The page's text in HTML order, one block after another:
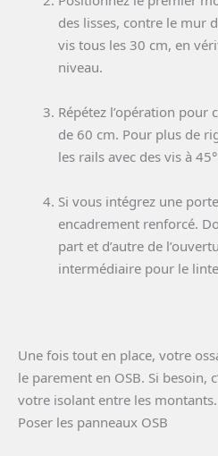
des lisses, contre le mur
vis tous les 30 cm, en
niveau.
Répétez l’opération pour
de 60 cm. Pour plus de
les rails avec des vis à
Si vous intégrez une
encadrement renforcé.
part et d’autre de
intermédiaire pour le
Une fois tout en place, votre
le parement en OSB. Si besoin,
votre isolant entre les montants.
Poser les panneaux OSB